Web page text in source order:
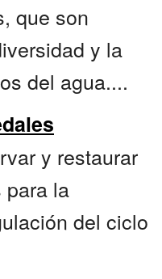
que son
y la
del agua....
y restaurar
para la
del ciclo